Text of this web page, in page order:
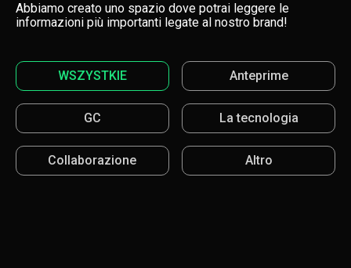
Abbiamo creato uno spazio dove potrai leggere le
informazioni più importanti legate al nostro brand!
WSZYSTKIE Anteprime
GC La tecnologia
Collaborazione Altro